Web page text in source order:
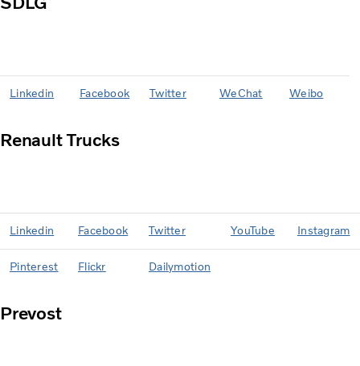
Linkedin Facebook Twitter WeChat Weibo
Renault Trucks
Linkedin Facebook Twitter YouTube Instagram
Pinterest Flickr Dailymotion
Prevost